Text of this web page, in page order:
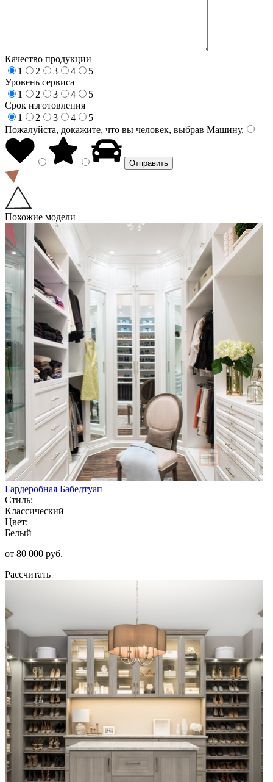
Качество продукции
1
2 3 4
5
Уровень сервиса
1
2 3 4
5
Срок изготовления
1
2 3 4
5
Пожалуйста, докажите, что вы человек, выбрав Машину.
Похожие модели
Гардеробная Бабедтуап
Стиль:
Классический
Цвет:
Белый
от 80 000 руб.
Рассчитать